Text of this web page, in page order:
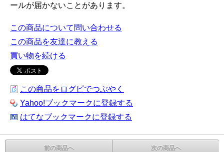
ールが届かないことがあります。
この商品について問い合わせる
この商品を友達に教える
買い物を続ける
この商品をログピでつぶやく
Yahoo!ブックマークに登録する
はてなブックマークに登録する
前の商品へ 次の商品へ